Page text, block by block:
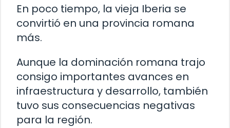
En poco tiempo, la vieja Iberia se
convirtió en una provincia romana
más.
Aunque la dominación romana trajo
consigo importantes avances en
infraestructura y desarrollo, también
tuvo sus consecuencias negativas
para la región.